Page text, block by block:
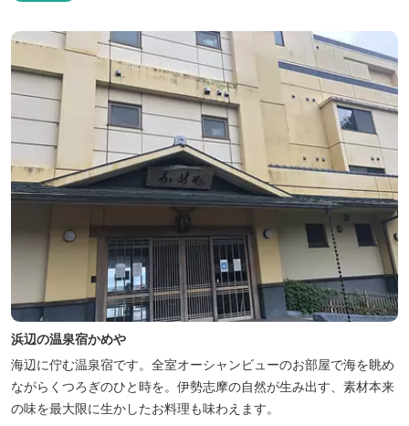
浜辺の温泉宿かめや
海辺に佇む温泉宿です。全室オーシャンビューのお部屋で海を眺め
ながらくつろぎのひと時を。伊勢志摩の自然が生み出す、素材本来
の味を最大限に生かしたお料理も味わえます。